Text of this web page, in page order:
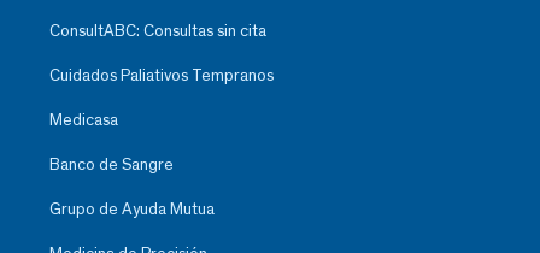
ConsultABC: Consultas sin cita
Cuidados Paliativos Tempranos
Medicasa
Banco de Sangre
Grupo de Ayuda Mutua